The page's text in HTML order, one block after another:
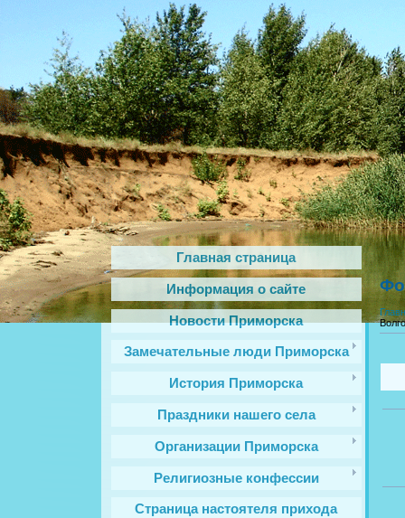
Главная страница
Информация о сайте
Новости Приморска
Замечательные люди Приморска
История Приморска
Праздники нашего села
Организации Приморска
Религиозные конфессии
Cтраница настоятеля прихода